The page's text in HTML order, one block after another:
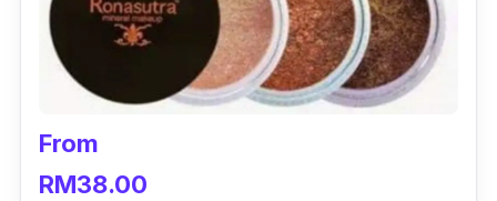
From
RM38.00